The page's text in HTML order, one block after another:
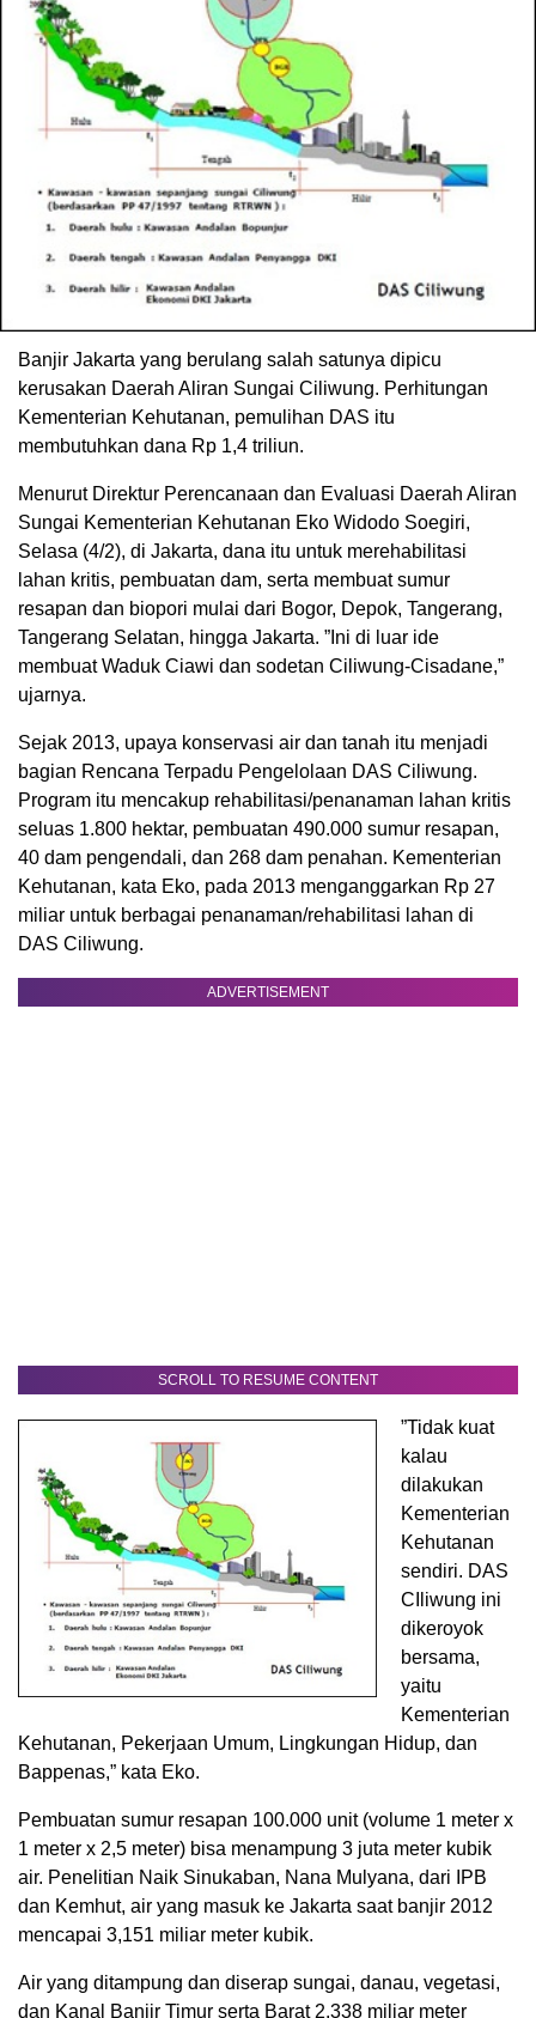
Banjir Jakarta yang berulang salah satunya dipicu
kerusakan Daerah Aliran Sungai Ciliwung. Perhitungan
Kementerian Kehutanan, pemulihan DAS itu
membutuhkan dana Rp 1,4 triliun.
Menurut Direktur Perencanaan dan Evaluasi Daerah Aliran
Sungai Kementerian Kehutanan Eko Widodo Soegiri,
Selasa (4/2), di Jakarta, dana itu untuk merehabilitasi
lahan kritis, pembuatan dam, serta membuat sumur
resapan dan biopori mulai dari Bogor, Depok, Tangerang,
Tangerang Selatan, hingga Jakarta. ”Ini di luar ide
membuat Waduk Ciawi dan sodetan Ciliwung-Cisadane,”
ujarnya.
Sejak 2013, upaya konservasi air dan tanah itu menjadi
bagian Rencana Terpadu Pengelolaan DAS Ciliwung.
Program itu mencakup rehabilitasi/penanaman lahan kritis
seluas 1.800 hektar, pembuatan 490.000 sumur resapan,
40 dam pengendali, dan 268 dam penahan. Kementerian
Kehutanan, kata Eko, pada 2013 menganggarkan Rp 27
miliar untuk berbagai penanaman/rehabilitasi lahan di
DAS Ciliwung.
ADVERTISEMENT
SCROLL TO RESUME CONTENT
”Tidak kuat
kalau
dilakukan
Kementerian
Kehutanan
sendiri. DAS
CIliwung ini
dikeroyok
bersama,
yaitu
Kementerian
Kehutanan, Pekerjaan Umum, Lingkungan Hidup, dan
Bappenas,” kata Eko.
Pembuatan sumur resapan 100.000 unit (volume 1 meter x
1 meter x 2,5 meter) bisa menampung 3 juta meter kubik
air. Penelitian Naik Sinukaban, Nana Mulyana, dari IPB
dan Kemhut, air yang masuk ke Jakarta saat banjir 2012
mencapai 3,151 miliar meter kubik.
Air yang ditampung dan diserap sungai, danau, vegetasi,
dan Kanal Banjir Timur serta Barat 2,338 miliar meter